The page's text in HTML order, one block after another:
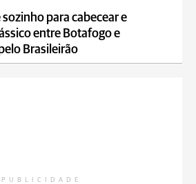
sozinho para cabecear e
entre Botafogo e
Brasileirão
PUBLICIDADE